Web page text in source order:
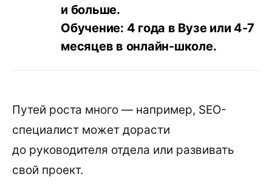
и больше.
Обучение: 4 года в Вузе или 4-7
месяцев в онлайн-школе.
Путей роста много — например, SEO-
специалист может дорасти
до руководителя отдела или развивать
свой проект.